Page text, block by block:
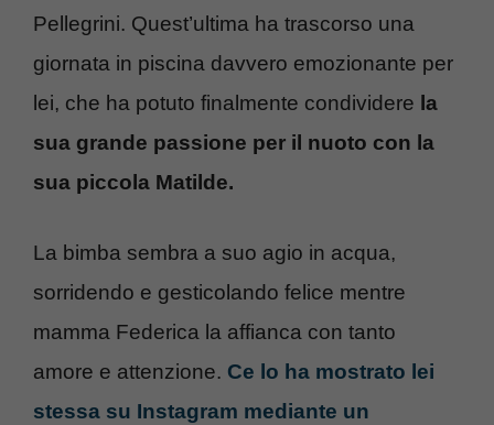
Pellegrini. Quest’ultima ha trascorso una
giornata in piscina davvero emozionante per
lei, che ha potuto finalmente condividere la
sua grande passione per il nuoto con la
sua piccola Matilde.
La bimba sembra a suo agio in acqua,
sorridendo e gesticolando felice mentre
mamma Federica la affianca con tanto
amore e attenzione. Ce lo ha mostrato lei
stessa su Instagram mediante un